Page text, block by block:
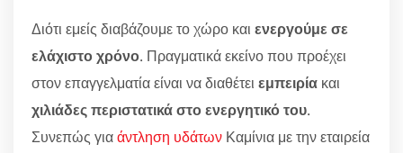
Διότι εμείς διαβάζουμε το χώρο και ενεργούμε σε
ελάχιστο χρόνο. Πραγματικά εκείνο που προέχει
στον επαγγελματία είναι να διαθέτει εμπειρία και
χιλιάδες περιστατικά στο ενεργητικό του.
Συνεπώς γιαάντληση υδάτων Καμίνια με την εταιρεία